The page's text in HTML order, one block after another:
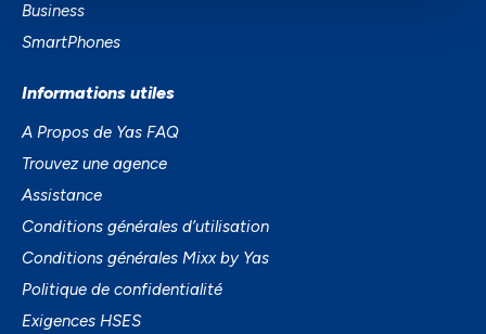
Business
SmartPhones
Informations utiles
A Propos de Yas FAQ
Trouvez une agence
Assistance
Conditions générales d’utilisation
Conditions générales Mixx by Yas
Politique de confidentialité
Exigences HSES